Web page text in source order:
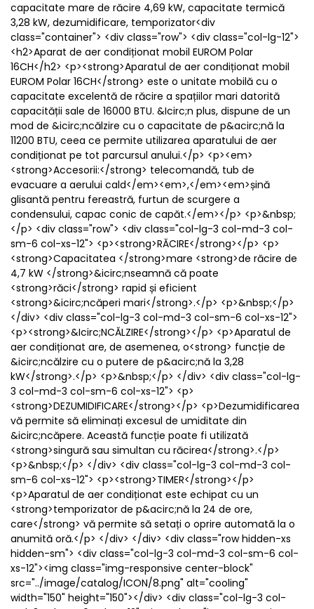
capacitate mare de răcire 4,69 kW, capacitate termică
3,28 kW, dezumidificare, temporizator<div
class="container"> <div class="row"> <div class="col-lg-12">
<h2>Aparat de aer condiționat mobil EUROM Polar
16CH</h2> <p><strong>Aparatul de aer condiționat mobil
EUROM Polar 16CH</strong> este o unitate mobilă cu o
capacitate excelentă de răcire a spațiilor mari datorită
capacității sale de 16000 BTU. &Icirc;n plus, dispune de un
mod de &icirc;ncălzire cu o capacitate de p&acirc;nă la
11200 BTU, ceea ce permite utilizarea aparatului de aer
condiționat pe tot parcursul anului.</p> <p><em>
<strong>Accesorii:</strong> telecomandă, tub de
evacuare a aerului cald</em><em>,</em><em>șină
glisantă pentru fereastră, furtun de scurgere a
condensului, capac conic de capăt.</em></p> <p>&nbsp;
</p> <div class="row"> <div class="col-lg-3 col-md-3 col-
sm-6 col-xs-12"> <p><strong>RĂCIRE</strong></p> <p>
<strong>Capacitatea </strong>mare <strong>de răcire de
4,7 kW </strong>&icirc;nseamnă că poate
<strong>răci</strong> rapid și eficient
<strong>&icirc;ncăperi mari</strong>.</p> <p>&nbsp;</p>
</div> <div class="col-lg-3 col-md-3 col-sm-6 col-xs-12">
<p><strong>&Icirc;NCĂLZIRE</strong></p> <p>Aparatul de
aer condiționat are, de asemenea, o<strong> funcție de
&icirc;ncălzire cu o putere de p&acirc;nă la 3,28
kW</strong>.</p> <p>&nbsp;</p> </div> <div class="col-lg-
3 col-md-3 col-sm-6 col-xs-12"> <p>
<strong>DEZUMIDIFICARE</strong></p> <p>Dezumidificarea
vă permite să eliminați excesul de umiditate din
&icirc;ncăpere. Această funcție poate fi utilizată
<strong>singură sau simultan cu răcirea</strong>.</p>
<p>&nbsp;</p> </div> <div class="col-lg-3 col-md-3 col-
sm-6 col-xs-12"> <p><strong>TIMER</strong></p>
<p>Aparatul de aer condiționat este echipat cu un
<strong>temporizator de p&acirc;nă la 24 de ore,
care</strong> vă permite să setați o oprire automată la o
anumită oră.</p> </div> </div> <div class="row hidden-xs
hidden-sm"> <div class="col-lg-3 col-md-3 col-sm-6 col-
xs-12"><img class="img-responsive center-block"
src="../image/catalog/ICON/8.png" alt="cooling"
width="150" height="150"></div> <div class="col-lg-3 col-